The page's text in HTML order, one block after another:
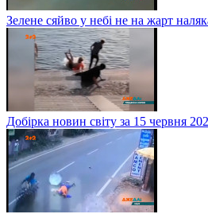
Зелене сяйво у небі не на жарт
Добірка новин світу за 15 червня